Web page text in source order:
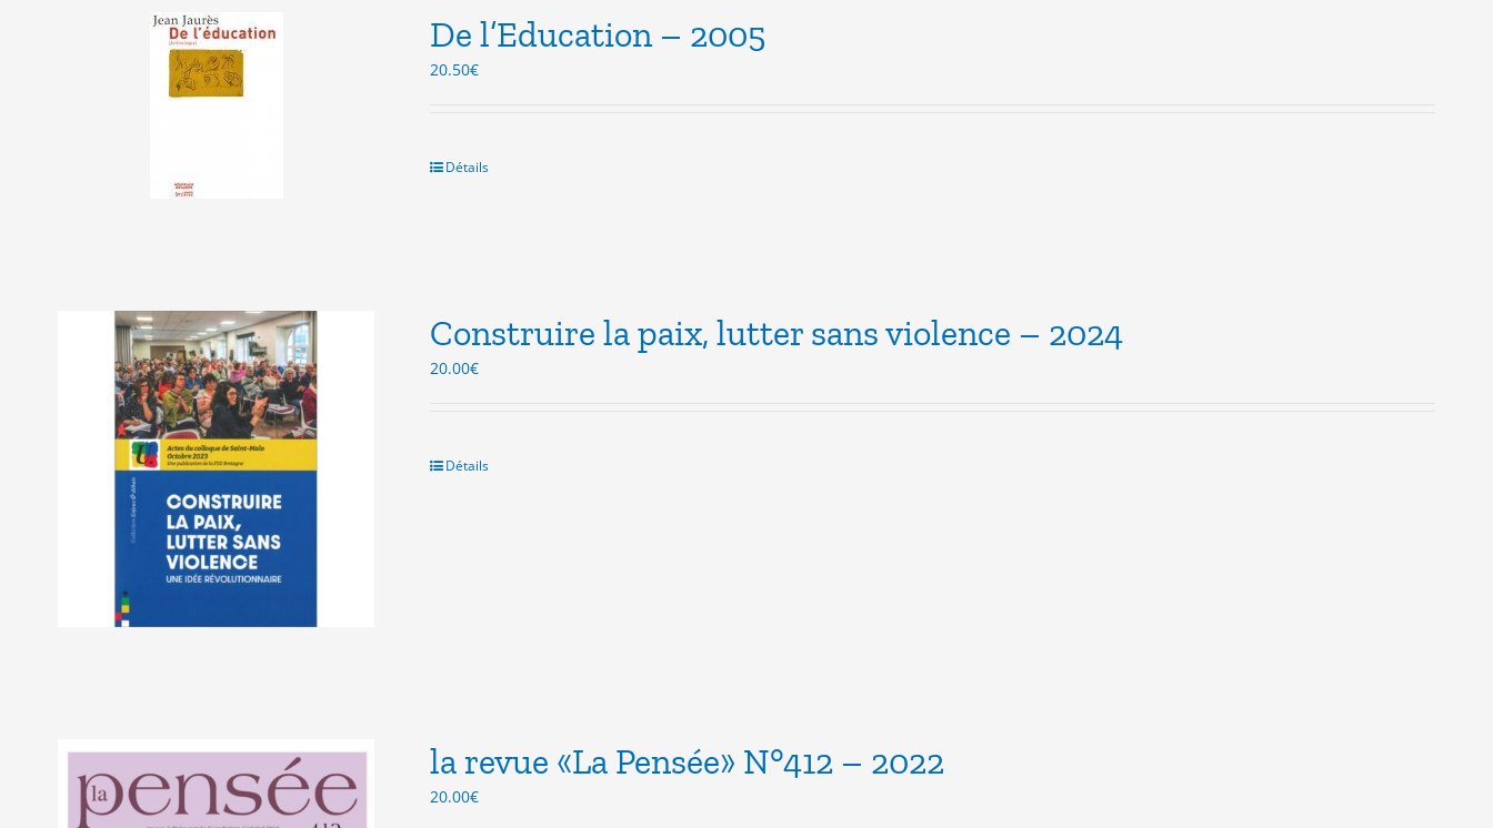
De l’Education – 2005
20.50€
Détails
Construire la paix, lutter sans violence – 2024
20.00€
Détails
la revue «La Pensée» N°412 – 2022
20.00€